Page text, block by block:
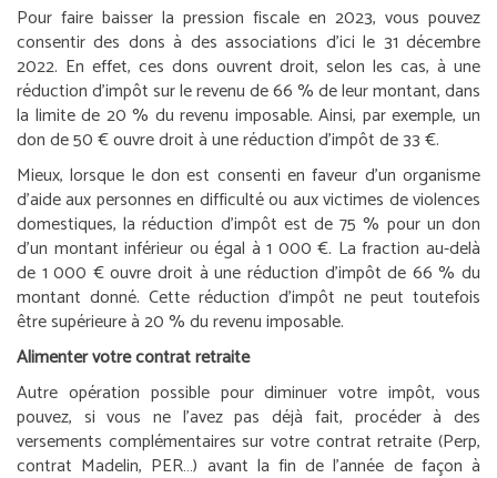
Pour faire baisser la pression fiscale en 2023, vous pouvez
consentir des dons à des associations d’ici le 31 décembre
2022. En effet, ces dons ouvrent droit, selon les cas, à une
réduction d’impôt sur le revenu de 66 % de leur montant, dans
la limite de 20 % du revenu imposable. Ainsi, par exemple, un
don de 50 € ouvre droit à une réduction d’impôt de 33 €.
Mieux, lorsque le don est consenti en faveur d’un organisme
d’aide aux personnes en difficulté ou aux victimes de violences
domestiques, la réduction d’impôt est de 75 % pour un don
d’un montant inférieur ou égal à 1 000 €. La fraction au-delà
de 1 000 € ouvre droit à une réduction d’impôt de 66 % du
montant donné. Cette réduction d’impôt ne peut toutefois
être supérieure à 20 % du revenu imposable.
Alimenter votre contrat retraite
Autre opération possible pour diminuer votre impôt, vous
pouvez, si vous ne l’avez pas déjà fait, procéder à des
versements complémentaires sur votre contrat retraite (Perp,
contrat Madelin, PER…) avant la fin de l’année de façon à